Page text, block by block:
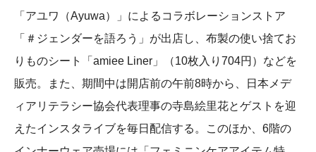
「アユワ（Ayuwa）」によるコラボレーションストア
「＃ジェンダーを語ろう」が出店し、布製の使い捨てお
りものシート「amiee Liner」（10枚入り704円）などを
販売。また、期間中は開店前の午前8時から、日本メデ
ィアリテラシー協会代表理事の寺島絵里花とゲストを迎
えたインスタライブを毎日配信する。このほか、6階の